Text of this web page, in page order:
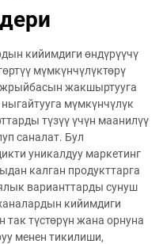
кийимдиги өндүрүүчү
мүмкүнчүлүктөрү
жакшыртууга
мүмкүнчүлүк
түзүү үчүн маанилүү
саналат. Бул
уникалдуу маркетинг
калган продукттарга
варианттарды сунуш
кийимдиги
так түстөрүн жана орнуна
менен тикилиши,